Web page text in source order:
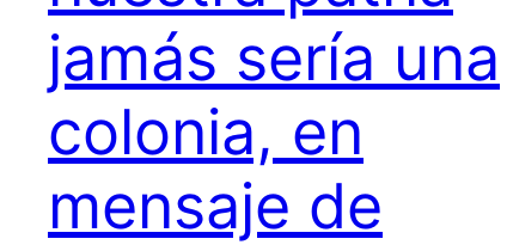
jamás sería una
colonia, en
mensaje de